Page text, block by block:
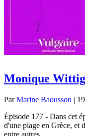
Monique Wittig
ParMarine Baousson |
Épisode 177 - Dans cet
d'une plage en Grèce, et
entre autres.